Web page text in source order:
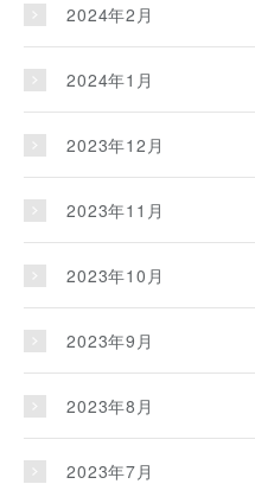
2024年2月
2024年1月
2023年12月
2023年11月
2023年10月
2023年9月
2023年8月
2023年7月